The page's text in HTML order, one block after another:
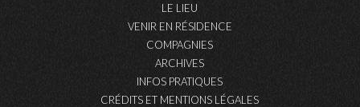
LE LIEU
VENIR EN RÉSIDENCE
COMPAGNIES
ARCHIVES
INFOS PRATIQUES
CRÉDITS ET MENTIONS LÉGALES